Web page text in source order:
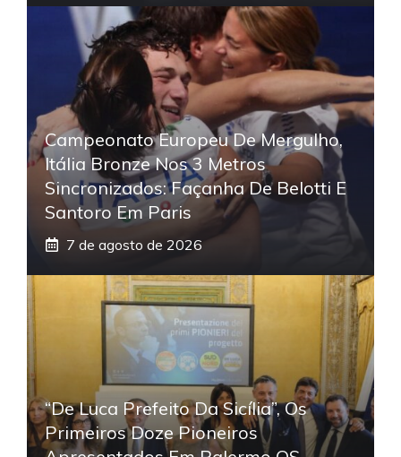
Campeonato Europeu De Mergulho,
Itália Bronze Nos 3 Metros
Sincronizados: Façanha De Belotti E
Santoro Em Paris
7 de agosto de 2026
“De Luca Prefeito Da Sicília”, Os
Primeiros Doze Pioneiros